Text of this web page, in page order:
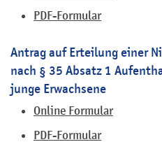
PDF-Formular
Antrag auf Erteilung einer
nach § 35 Absatz 1
junge Erwachsene
Online Formular
PDF-Formular